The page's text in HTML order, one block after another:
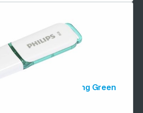
Philips USB 2.0 8GB Snow Edition Spring Green
- 2026 dexxIT. Alle Rechte vorbehalten.